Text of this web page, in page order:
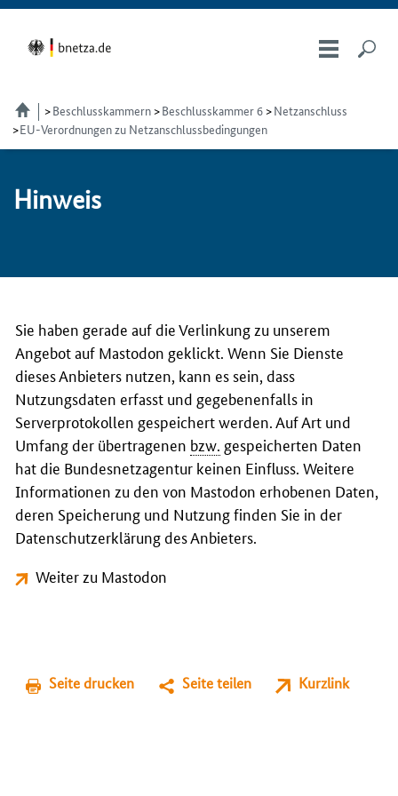
Beschlusskammern Beschlusskammer 6
Netzanschluss
EU-Verordnungen zu Netzanschlussbedingungen
Hin­weis
Sie haben gerade auf die Verlinkung zu unserem
Angebot auf Mastodon geklickt. Wenn Sie Dienste
dieses Anbieters nutzen, kann es sein, dass
Nutzungsdaten erfasst und gegebenenfalls in
Serverprotokollen gespeichert werden. Auf Art und
Umfang der übertragenen bzw. gespeicherten Daten
hat die Bundesnetzagentur keinen Einfluss. Weitere
Informationen zu den von Mastodon erhobenen Daten,
deren Speicherung und Nutzung finden Sie in der
Datenschutzerklärung des Anbieters.
Weiter zu Mastodon
Seite drucken Seite teilen Kurzlink